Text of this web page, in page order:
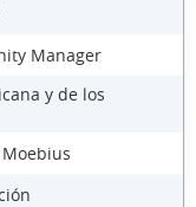
Manager
y de los